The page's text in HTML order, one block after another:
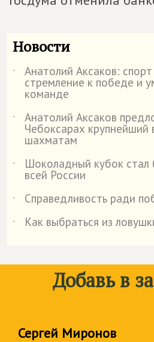
Новости
˙ Анатолий Аксаков:
стремление к победе и
команде
˙
Анатолий Аксаков
Чебоксарах крупнейший
шахматам
˙
Шоколадный кубок
всей России
˙
Справедливость ради
˙
Как выбраться из
Добавь в
Сергей Миронов